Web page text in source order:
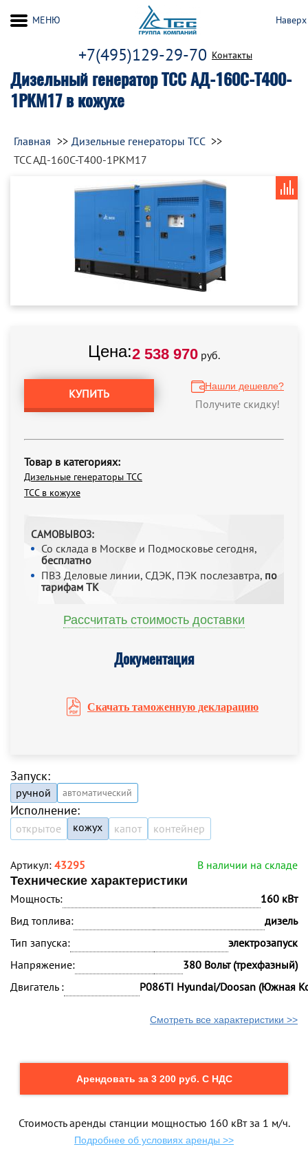
Дизельный генератор ТСС АД-160С-Т400-
1РКМ17 в кожухе
+7(495)129-29-70 Контакты
МЕНЮ Наверх
Главная
Дизельные генераторы ТСС
ТСС АД-160С-Т400-1РКМ17
Цена:2 538 970 руб.
КУПИТЬ
Нашли дешевле?
Получите скидку!
Товар в категориях:
Дизельные генераторы ТСС
ТСС в кожухе
САМОВЫВОЗ:
Со склада в Москве и Подмосковье сегодня,
бесплатно
ПВЗ Деловые линии, СДЭК, ПЭК послезавтра, по
тарифам ТК
Рассчитать стоимость доставки
Документация
Скачать таможенную декларацию
Запуск:
ручной автоматический
Исполнение:
открытое кожух капот контейнер
Артикул: 43295
В наличии на складе
Технические характеристики
Мощность:
160 кВт
Вид топлива:
дизель
Тип запуска:
электрозапуск
Напряжение:
380 Вольт (трехфазный)
Двигатель :
P086TI Hyundai/Doosan (Южная
Смотреть все характеристики >>
Арендовать за 3 200 руб. С НДС
Стоимость аренды станции мощностью 160 кВт за 1 м/ч.
Подробнее об условиях аренды >>